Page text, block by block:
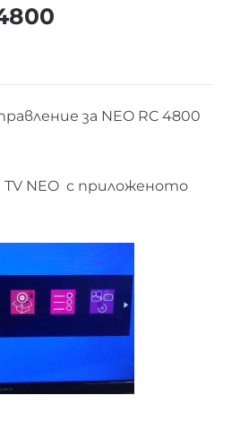
за NEO RC 4800
TV NEO с приложеното